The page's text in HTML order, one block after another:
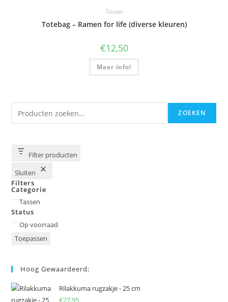
Tassen
Totebag – Ramen for life (diverse kleuren)
€12,50
Meer info!
Zoeken ZOEKEN
Filter producten
Sluiten
Filters
Categorie
Categorie
Tassen
Status
Status
Op voorraad
Toepassen
Hoog Gewaardeerd:
Rilakkuma rugzakje - 25 cm
€27,95